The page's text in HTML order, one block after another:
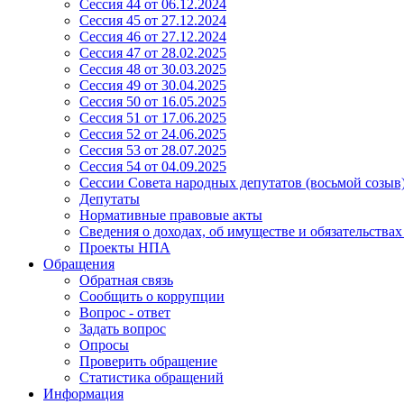
Сессия 44 от 06.12.2024
Сессия 45 от 27.12.2024
Сессия 46 от 27.12.2024
Сессия 47 от 28.02.2025
Сессия 48 от 30.03.2025
Сессия 49 от 30.04.2025
Сессия 50 от 16.05.2025
Сессия 51 от 17.06.2025
Сессия 52 от 24.06.2025
Сессия 53 от 28.07.2025
Сессия 54 от 04.09.2025
Сессии Совета народных депутатов (восьмой
Депутаты
Нормативные правовые акты
Сведения о доходах, об имуществе и
Проекты НПА
Обращения
Обратная связь
Сообщить о коррупции
Вопрос - ответ
Задать вопрос
Опросы
Проверить обращение
Статистика обращений
Информация